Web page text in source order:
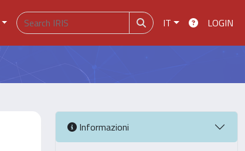
IT LOGIN
Informazioni